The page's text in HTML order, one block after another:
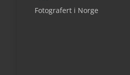
Fotografert i Norge